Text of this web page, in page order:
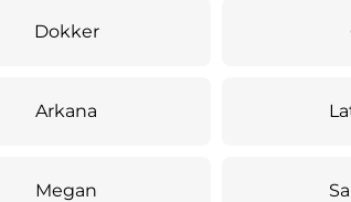
Dokker
Arkana
Megan